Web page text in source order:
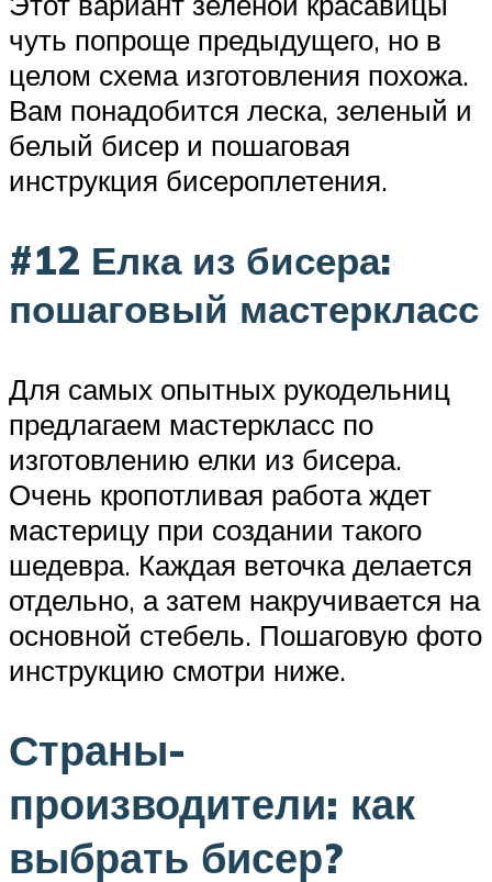
чуть попроще предыдущего, но в
целом схема изготовления похожа.
Вам понадобится леска, зеленый и
белый бисер и пошаговая
инструкция бисероплетения.
#12 Елка из бисера:
пошаговый мастеркласс
Для самых опытных рукодельниц
предлагаем мастеркласс по
изготовлению елки из бисера.
Очень кропотливая работа ждет
мастерицу при создании такого
шедевра. Каждая веточка делается
отдельно, а затем накручивается на
основной стебель. Пошаговую фото
инструкцию смотри ниже.
Страны-
производители: как
выбрать бисер?